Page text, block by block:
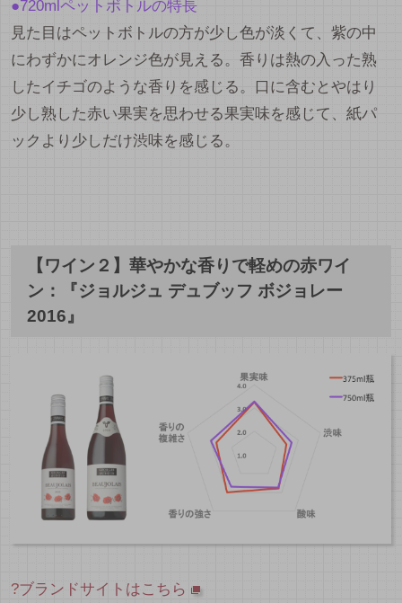
●720mlペットボトルの特長
見た目はペットボトルの方が少し色が淡くて、紫の中
にわずかにオレンジ色が見える。香りは熱の入った熟
したイチゴのような香りを感じる。口に含むとやはり
少し熟した赤い果実を思わせる果実味を感じて、紙パ
ックより少しだけ渋味を感じる。
【ワイン２】華やかな香りで軽めの赤ワイ
ン：『ジョルジュ デュブッフ ボジョレー
2016』
?ブランドサイトはこちら